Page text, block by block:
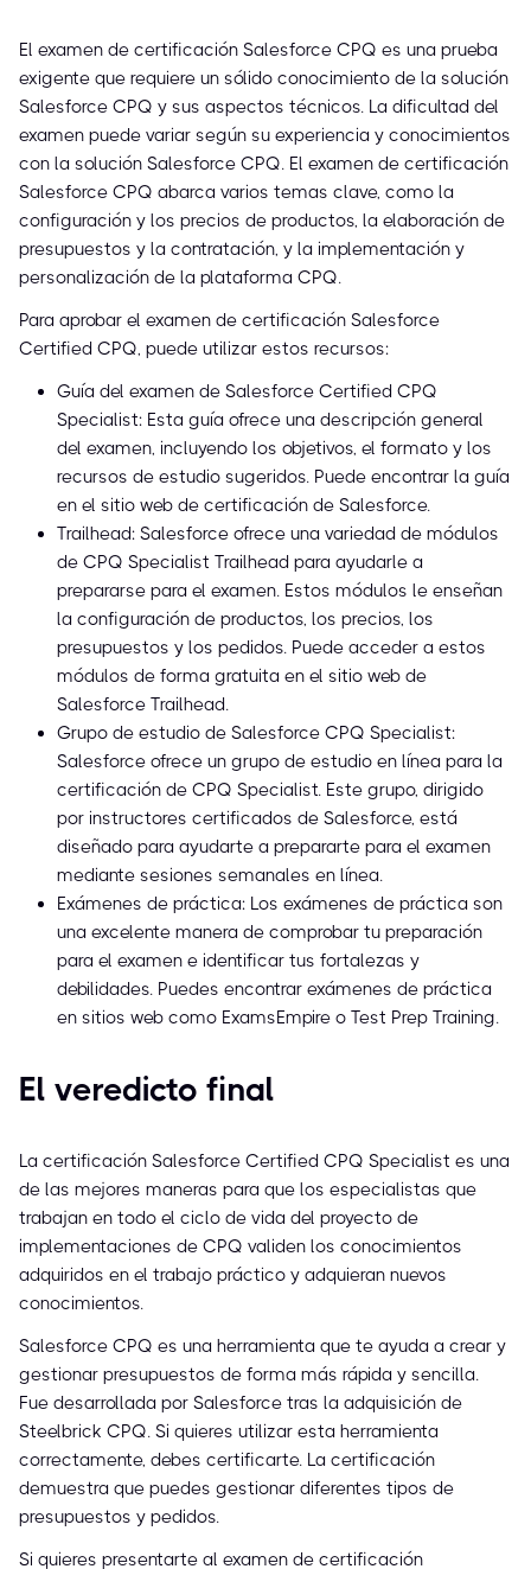
El examen de certificación Salesforce CPQ es una prueba
exigente que requiere un sólido conocimiento de la solución
Salesforce CPQ y sus aspectos técnicos. La dificultad del
examen puede variar según su experiencia y conocimientos
con la solución Salesforce CPQ. El examen de certificación
Salesforce CPQ abarca varios temas clave, como la
configuración y los precios de productos, la elaboración de
presupuestos y la contratación, y la implementación y
personalización de la plataforma CPQ.
Para aprobar el examen de certificación Salesforce
Certified CPQ, puede utilizar estos recursos:
Guía del examen de Salesforce Certified CPQ
Specialist: Esta guía ofrece una descripción general
del examen, incluyendo los objetivos, el formato y los
recursos de estudio sugeridos. Puede encontrar la guía
en el sitio web de certificación de Salesforce.
Trailhead: Salesforce ofrece una variedad de módulos
de CPQ Specialist Trailhead para ayudarle a
prepararse para el examen. Estos módulos le enseñan
la configuración de productos, los precios, los
presupuestos y los pedidos. Puede acceder a estos
módulos de forma gratuita en el sitio web de
Salesforce Trailhead.
Grupo de estudio de Salesforce CPQ Specialist:
Salesforce ofrece un grupo de estudio en línea para la
certificación de CPQ Specialist. Este grupo, dirigido
por instructores certificados de Salesforce, está
diseñado para ayudarte a prepararte para el examen
mediante sesiones semanales en línea.
Exámenes de práctica: Los exámenes de práctica son
una excelente manera de comprobar tu preparación
para el examen e identificar tus fortalezas y
debilidades. Puedes encontrar exámenes de práctica
en sitios web como ExamsEmpire o Test Prep Training.
El veredicto final
La certificación Salesforce Certified CPQ Specialist es una
de las mejores maneras para que los especialistas que
trabajan en todo el ciclo de vida del proyecto de
implementaciones de CPQ validen los conocimientos
adquiridos en el trabajo práctico y adquieran nuevos
conocimientos.
Salesforce CPQ es una herramienta que te ayuda a crear y
gestionar presupuestos de forma más rápida y sencilla.
Fue desarrollada por Salesforce tras la adquisición de
Steelbrick CPQ. Si quieres utilizar esta herramienta
correctamente, debes certificarte. La certificación
demuestra que puedes gestionar diferentes tipos de
presupuestos y pedidos.
Si quieres presentarte al examen de certificación